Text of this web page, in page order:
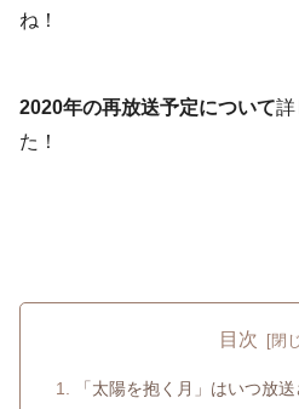
ね！
2020年の再放送予定について詳
た！
目次
「太陽を抱く月」はいつ放